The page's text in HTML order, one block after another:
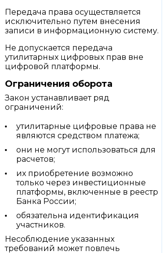
Передача права осуществляется
исключительно путем внесения
записи в информационную систему.
Не допускается передача
утилитарных цифровых прав вне
цифровой платформы.
Ограничения оборота
Закон устанавливает ряд
ограничений:
утилитарные цифровые права не
являются средством платежа;
они не могут использоваться для
расчетов;
их приобретение возможно
только через инвестиционные
платформы, включенные в реестр
Банка России;
обязательна идентификация
участников.
Несоблюдение указанных
требований может повлечь